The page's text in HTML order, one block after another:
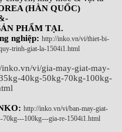
(HÀN QUỐC)
PHẨM TẠI.
nghiệp: http://inko.vn/vi/thiet-bi-
trinh-giat-la-1504i1.html
inko.vn/vi/gia-may-giat-may-
40kg-50kg-70kg-100kg-
http://inko.vn/vi/ban-may-giat-
100kg---gia-re-1504i1.html